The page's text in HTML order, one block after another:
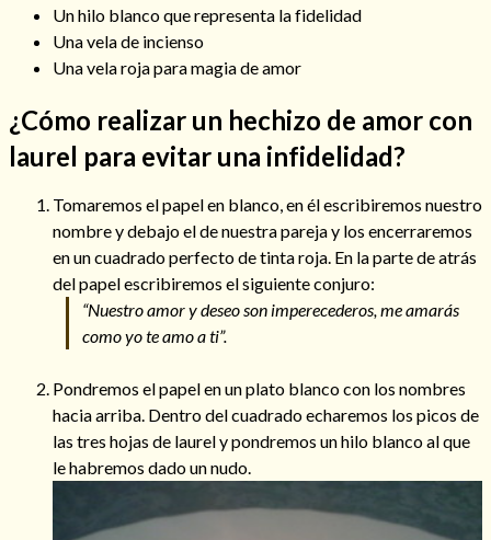
Hechizo de alejamiento
Tu consulta al tarot
Alejamiento(208)
(145)
Cartomancia(117)
Endulzamiento(112)
Hechizo de amor(593)
Infidelidad(104)
Oraciones(3)
(372)
Un hilo blanco que representa la fidelidad
Una vela de incienso
Una vela roja para magia de amor
¿Cómo realizar un hechizo de amor con
laurel para evitar una infidelidad?
Tomaremos el papel en blanco, en él escribiremos nuestro
nombre y debajo el de nuestra pareja y los encerraremos
en un cuadrado perfecto de tinta roja. En la parte de atrás
del papel escribiremos el siguiente conjuro:
“Nuestro amor y deseo son imperecederos, me amarás
como yo te amo a ti”.
Pondremos el papel en un plato blanco con los nombres
hacia arriba. Dentro del cuadrado echaremos los picos de
las tres hojas de laurel y pondremos un hilo blanco al que
le habremos dado un nudo.